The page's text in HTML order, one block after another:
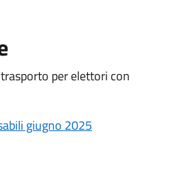
per elettori con
giugno 2025